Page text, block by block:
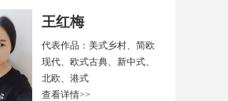
王红梅
代表作品：美式乡村、简欧
现代、欧式古典、新中式、
北欧、港式
查看详情>>